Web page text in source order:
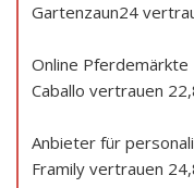
Gartenzaun24
Online Pferdemärkte
Caballo vertrauen
Anbieter für
Framily vertrauen